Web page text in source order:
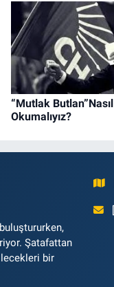
“Mutlak Butlan”Nasıl
Okumalıyız?
Şatafattan
bir